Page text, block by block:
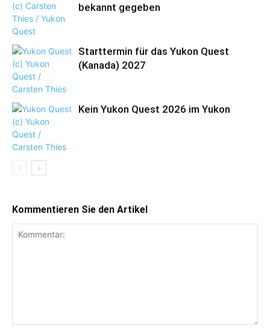
bekannt gegeben
Starttermin für das Yukon Quest
(Kanada) 2027
Kein Yukon Quest 2026 im Yukon
Kommentieren Sie den Artikel